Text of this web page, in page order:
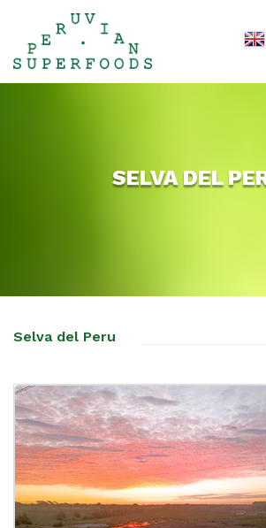
SELVA DEL
Selva del Peru